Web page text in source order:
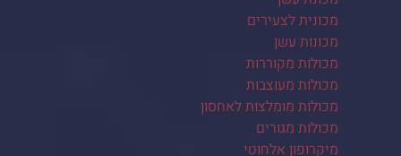
מכונית לצעירים
מכונות עשן
מכולות מקוררות
מכולות מעוצבות
מכולות מומלצות לאחסון
מכולות מגורים
מיקרופון אלחוטי